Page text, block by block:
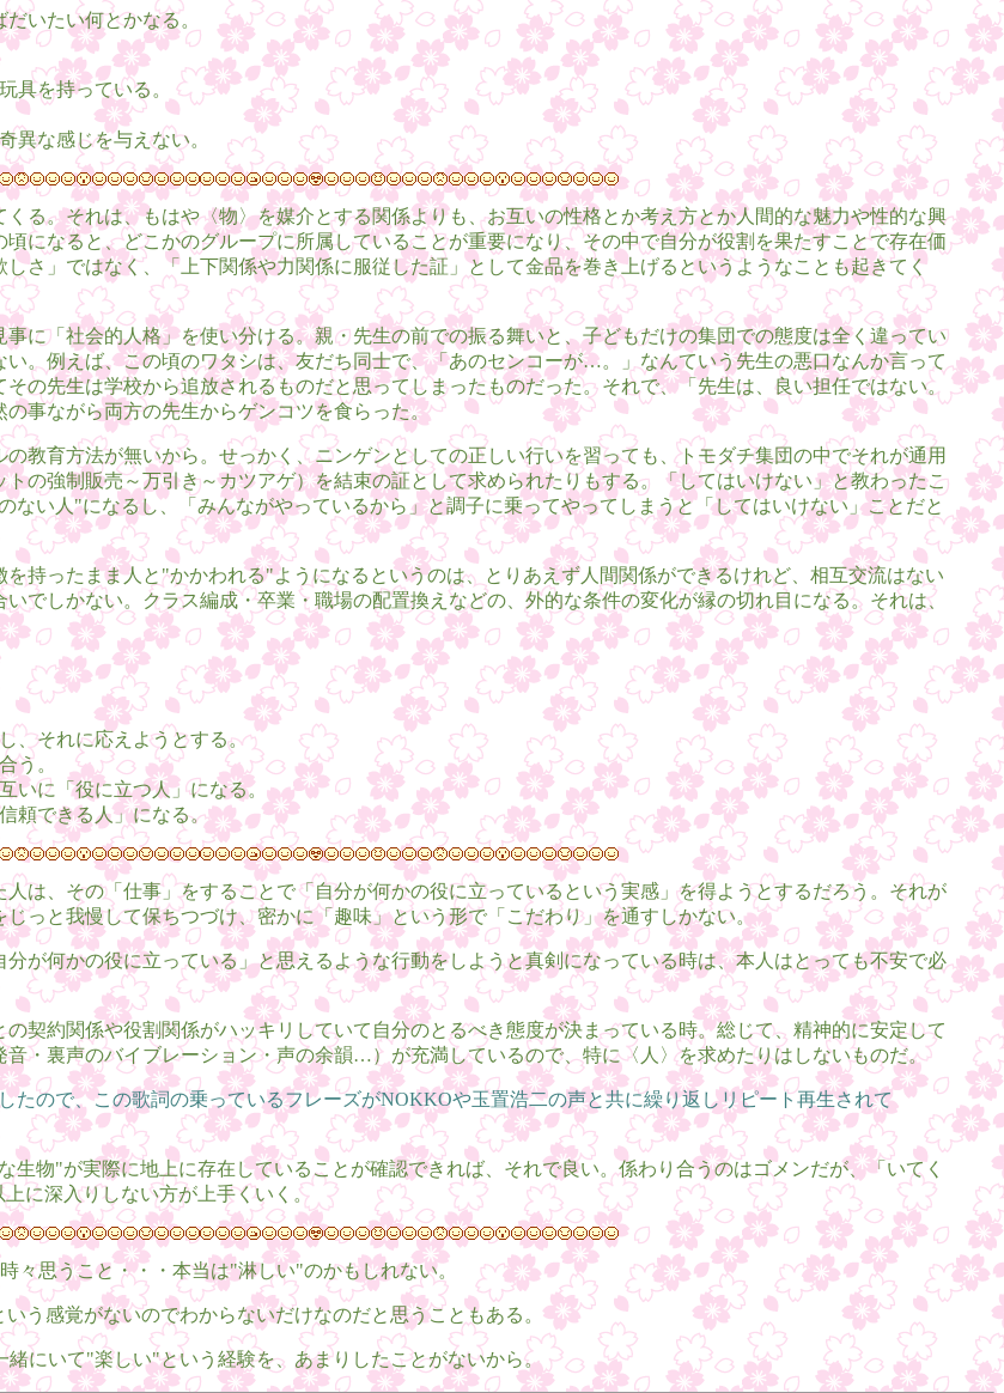
いたい何とかなる。
具を持っている。
異な感じを与えない。
る。それは、もはや〈物〉を媒介とする関係よりも、お互いの性格とか考え方とか人間的な魅力や性的な興
になると、どこかのグループに所属していることが重要になり、その中で自分が役割を果たすことで存在価
さ」ではなく、「上下関係や力関係に服従した証」として金品を巻き上げるというようなことも起きてく
に「社会的人格」を使い分ける。親・先生の前での振る舞いと、子どもだけの集団での態度は全く違ってい
。例えば、この頃のワタシは、友だち同士で、「あのセンコーが…。」なんていう先生の悪口なんか言って
の先生は学校から追放されるものだと思ってしまったものだった。それで、「先生は、良い担任ではない。
事ながら両方の先生からゲンコツを食らった。
教育方法が無いから。せっかく、ニンゲンとしての正しい行いを習っても、トモダチ集団の中でそれが通用
の強制販売～万引き～カツアゲ）を結束の証として求められたりもする。「してはいけない」と教わったこ
い人"になるし、「みんながやっているから」と調子に乗ってやってしまうと「してはいけない」ことだと
持ったまま人と"かかわれる"ようになるというのは、とりあえず人間関係ができるけれど、相互交流はない
でしかない。クラス編成・卒業・職場の配置換えなどの、外的な条件の変化が縁の切れ目になる。それは、
、それに応えようとする。
う。
いに「役に立つ人」になる。
頼できる人」になる。
は、その「仕事」をすることで「自分が何かの役に立っているという実感」を得ようとするだろう。それが
っと我慢して保ちつづけ、密かに「趣味」という形で「こだわり」を通すしかない。
が何かの役に立っている」と思えるような行動をしようと真剣になっている時は、本人はとっても不安で必
契約関係や役割関係がハッキリしていて自分のとるべき態度が決まっている時。総じて、精神的に安定して
・裏声のバイブレーション・声の余韻…）が充満しているので、特に〈人〉を求めたりはしないものだ。
たので、この歌詞の乗っているフレーズがNOKKOや玉置浩二の声と共に繰り返しリピート再生されて
物"が実際に地上に存在していることが確認できれば、それで良い。係わり合うのはゴメンだが、「いてく
に深入りしない方が上手くいく。
々思うこと・・・本当は"淋しい"のかもしれない。
う感覚がないのでわからないだけなのだと思うこともある。
緒にいて"楽しい"という経験を、あまりしたことがないから。